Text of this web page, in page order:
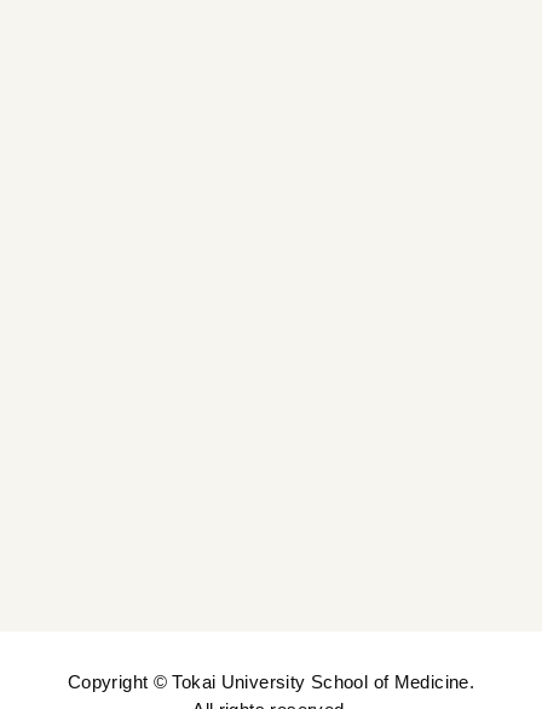
Copyright © Tokai University School of Medicine.